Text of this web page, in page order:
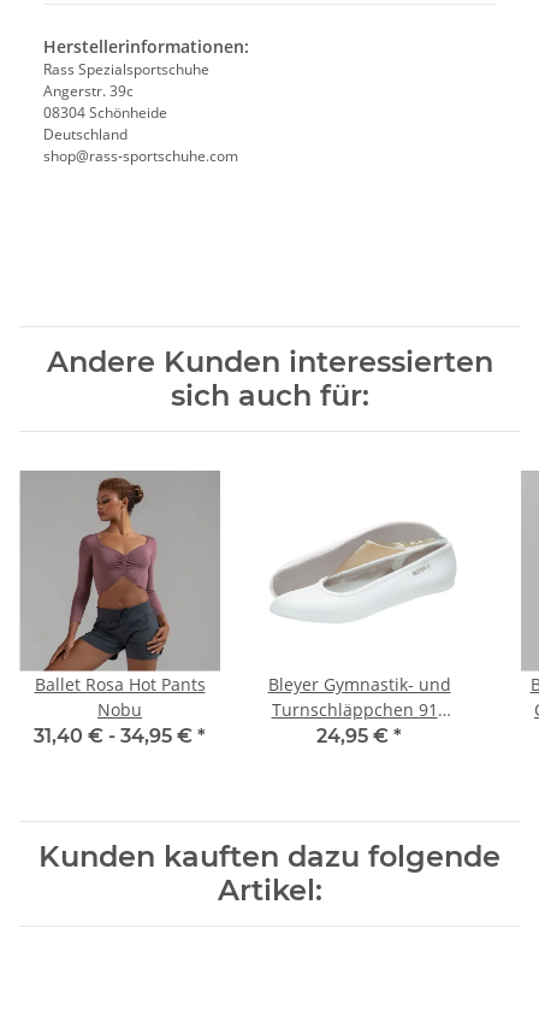
Herstellerinformationen:
Rass Spezialsportschuhe
Angerstr. 39c
08304 Schönheide
Deutschland
shop@rass-sportschuhe.com
Andere Kunden interessierten
sich auch für:
Ballet Rosa Hot Pants
Nobu
31,40 € - 34,95 € *
Bleyer Gymnastik- und
Turnschläppchen 911
Ballerina
24,95 € *
Kunden kauften dazu folgende
Artikel: